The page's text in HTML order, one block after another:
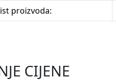
proizvoda:
CIJENE